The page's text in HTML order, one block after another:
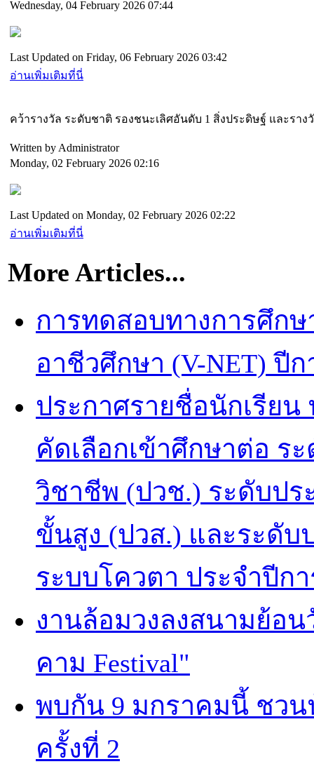
Wednesday, 04 February 2026 07:44
Last Updated on Friday, 06 February 2026 03:42
อ่านเพิ่มเติมที่นี่
คว้ารางวัล ระดับชาติ รองชนะเลิศอันดับ 1 สิ่งประดิษฐ์ และรางวั
Written by Administrator
Monday, 02 February 2026 02:16
Last Updated on Monday, 02 February 2026 02:22
อ่านเพิ่มเติมที่นี่
More Articles...
การทดสอบทางการศึก
อาชีวศึกษา (V-NET) ปีก
ประกาศรายชื่อนักเรีย
คัดเลือกเข้าศึกษาต่อ ร
วิชาชีพ (ปวช.) ระดับป
ขั้นสูง (ปวส.) และระดั
ระบบโควตา ประจำปีกา
งานล้อมวงลงสนามย้อ
คาม Festival"
พบกัน 9 มกราคมนี้ ชว
ครั้งที่ 2